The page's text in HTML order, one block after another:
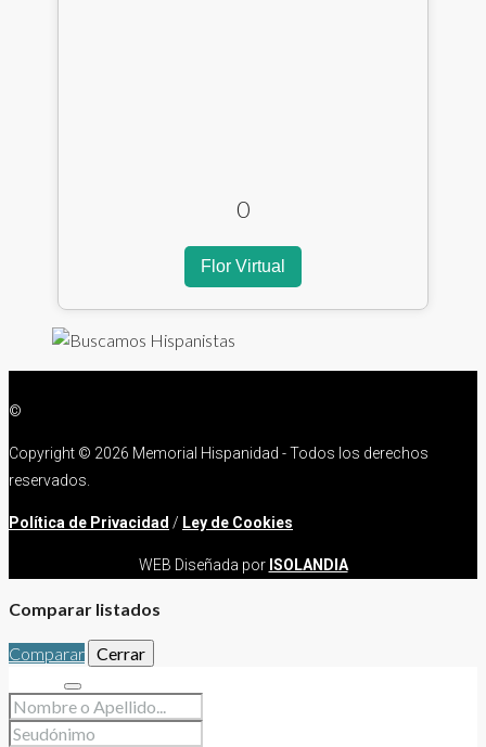
0
Flor Virtual
©
Copyright © 2026 Memorial Hispanidad - Todos los derechos
reservados.
Política de Privacidad / Ley de Cookies
WEB Diseñada por ISOLANDIA
Comparar listados
Comparar Cerrar